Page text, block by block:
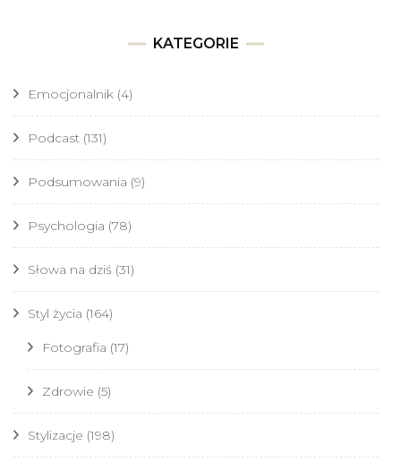
KATEGORIE
Emocjonalnik (4)
Podcast (131)
Podsumowania (9)
Psychologia (78)
Słowa na dziś (31)
Styl życia (164)
Fotografia (17)
Zdrowie (5)
Stylizacje (198)